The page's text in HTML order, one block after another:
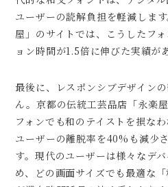
ユーザーの読解負担を軽減しま
屋」のサイトでは、こうしたフ
ョン時間が1.5倍に伸びた実績が
最後に、レスポンシブデザイン
ん。京都の伝統工芸品店「永楽
フォンでも和のテイストを損な
ユーザーの離脱率を40%も減少
す。現代のユーザーは様々なデ
め、どの画面サイズでも最適な